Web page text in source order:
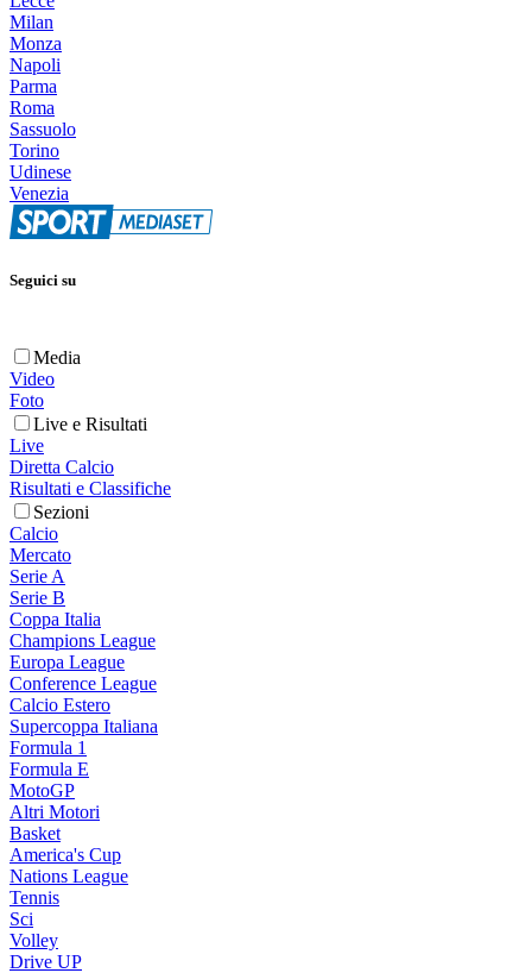
Milan
Monza
Napoli
Parma
Roma
Sassuolo
Torino
Udinese
Venezia
Seguici su
Media
Video
Foto
Live e Risultati
Live
Diretta Calcio
Risultati e Classifiche
Sezioni
Calcio
Mercato
Serie A
Serie B
Coppa Italia
Champions League
Europa League
Conference League
Calcio Estero
Supercoppa Italiana
Formula 1
Formula E
MotoGP
Altri Motori
Basket
America's Cup
Nations League
Tennis
Sci
Volley
Drive UP